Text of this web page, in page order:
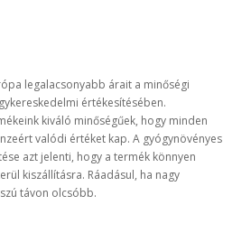
legalacsonyabb árait a minőségi
értékesítésében.
kiváló minőségűek, hogy minden
valódi értéket kap. A gyógynövényes
azt jelenti, hogy a termék könnyen
kiszállításra. Ráadásul, ha nagy
távon olcsóbb.